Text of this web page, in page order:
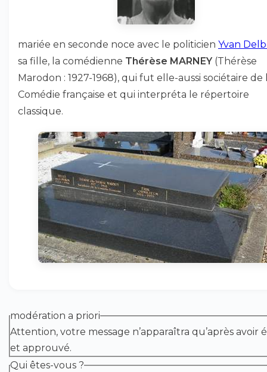
mariée en seconde noce avec le politicien Yvan
sa fille, la comédienne Thérèse MARNEY(Thérèse
Marodon : 1927-1968), qui fut elle-aussi sociétaire de
Comédie française et qui interpréta le répertoire
classique.
modération a priori
Attention, votre message n’apparaîtra qu’après avoir
et approuvé.
Qui êtes-vous ?